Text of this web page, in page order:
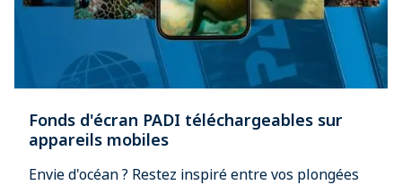
Fonds d'écran PADI téléchargeables sur
appareils mobiles
Envie d'océan ? Restez inspiré entre vos plongées